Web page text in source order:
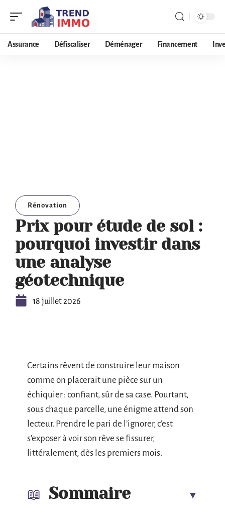
Assurance Défiscaliser Déménager Financement
Rénovation
Prix pour étude de sol :
pourquoi investir dans
une analyse
géotechnique
18 juillet 2026
Certains rêvent de construire leur maison
comme on placerait une pièce sur un
échiquier : confiant, sûr de sa case. Pourtant,
sous chaque parcelle, une énigme attend son
lecteur. Prendre le pari de l’ignorer, c’est
s’exposer à voir son rêve se fissurer,
littéralement, dès les premiers mois.
Sommaire